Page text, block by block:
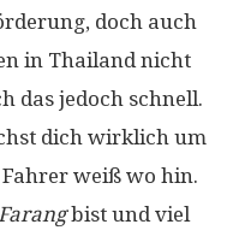
doch auch
in Thailand nicht
das jedoch schnell.
dich wirklich um
weiß wo hin.
bist und viel